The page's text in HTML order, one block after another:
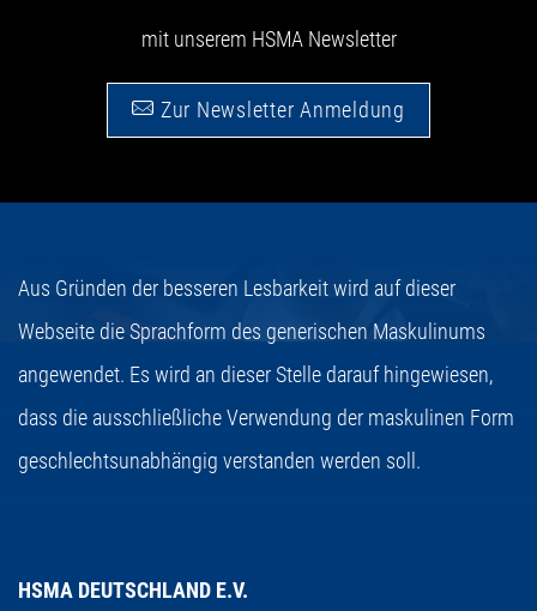
mit unserem HSMA Newsletter
Zur Newsletter Anmeldung
Aus Gründen der besseren Lesbarkeit wird auf dieser
Webseite die Sprachform des generischen Maskulinums
angewendet. Es wird an dieser Stelle darauf hingewiesen,
dass die ausschließliche Verwendung der maskulinen Form
geschlechtsunabhängig verstanden werden soll.
HSMA DEUTSCHLAND E.V.